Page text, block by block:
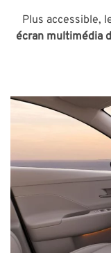
Plus accessible,
écran multimédia